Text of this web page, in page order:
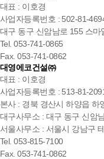
대표 : 이호경
사업자등록번호 : 502-81-
대구 동구 신암남로 155 스마
Tel. 053-741-0865
Fax. 053-741-0862
대영에코건설㈜
대표 : 이호경
사업자등록번호 : 513-81-
본사 : 경북 경산시 하양읍 하
대구사무소 : 대구 동구 신암
서울사무소 : 서울시 강남구
Tel. 053-815-7100
Fax. 053-741-0862